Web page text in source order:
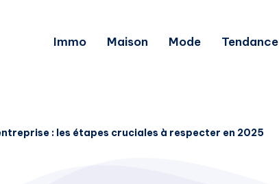
Immo Maison Mode Tendance
: les étapes cruciales à respecter en 2025